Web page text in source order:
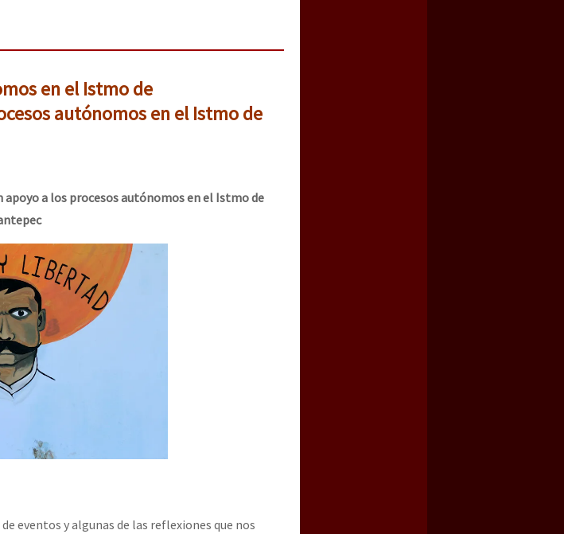
en el Istmo de
autónomos en el Istmo de
a los procesos autónomos en el Istmo de
eventos y algunas de las reflexiones que nos